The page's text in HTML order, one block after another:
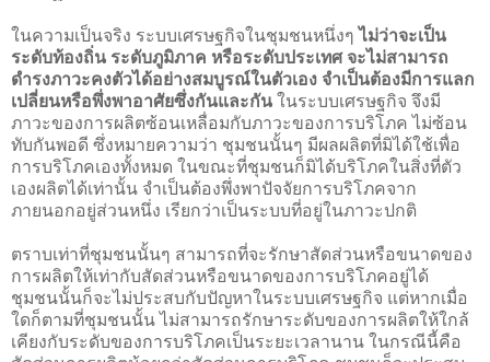
ในความเป็นจริง ระบบเศรษฐกิจในชุมชนหนึ่งๆไม่ว่าจะเป็น
ระดับท้องถิ่น ระดับภูมิภาค หรือระดับประเทศ จะไม่สามารถ
ดำรงภาวะคงตัวได้อย่างสมบูรณ์ในตัวเอง จำเป็นต้องมีการแลก
เปลี่ยนหรือพึ่งพาอาศัยซึ่งกันและกัน ในระบบเศรษฐกิจ จึงมี
ภาวะของการผลิตซ้อนเหลื่อมกับภาวะของการบริโภค ไม่ซ้อน
ทับกันพอดี ซึ่งหมายความว่า ชุมชนนั้นๆ มีผลผลิตที่มิได้ใช้เพื่อ
การบริโภคเองทั้งหมด ในขณะที่ชุมชนก็มิได้บริโภคในสิ่งที่ตัว
เองผลิตได้เท่านั้น จำเป็นต้องพึ่งพาปัจจัยการบริโภคจาก
ภายนอกอยู่ส่วนหนึ่ง เรียกว่าเป็นระบบที่อยู่ในภาวะปกติ
ตราบเท่าที่ชุมชนนั้นๆ สามารถที่จะรักษาสัดส่วนหรือขนาดของ
การผลิตให้เท่ากับสัดส่วนหรือขนาดของการบริโภคอยู่ได้
ชุมชนนั้นก็จะไม่ประสบกับปัญหาในระบบเศรษฐกิจ แต่หากเมื่อ
ใดก็ตามที่ชุมชนนั้น ไม่สามารถรักษาระดับของการผลิตให้ใกล้
เคียงกับระดับของการบริโภคเป็นระยะเวลานาน ในกรณีนี้คือ